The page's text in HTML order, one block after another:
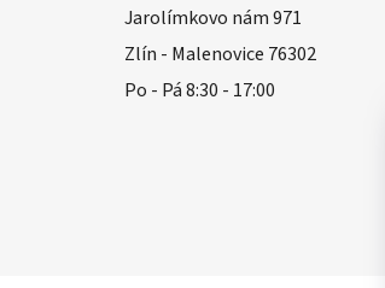
Jarolímkovo nám 971
Zlín - Malenovice 76302
Po - Pá 8:30 - 17:00